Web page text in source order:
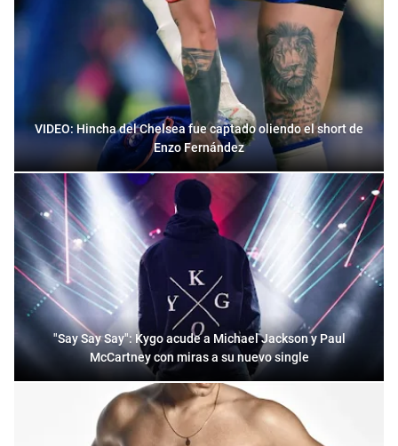
VIDEO: Hincha del Chelsea fue captado oliendo el short de
Enzo Fernández
"Say Say Say": Kygo acude a Michael Jackson y Paul
McCartney con miras a su nuevo single